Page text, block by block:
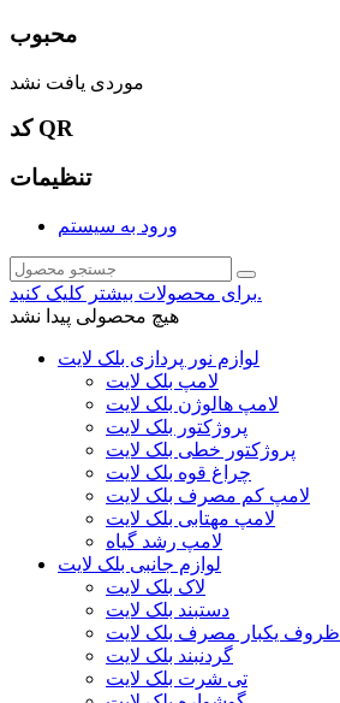
محبوب
موردی یافت نشد
کد QR
تنظیمات
ورود به سیستم
برای محصولات بیشتر کلیک کنید.
هیچ محصولی پیدا نشد
لوازم نور پردازی بلک لایت
لامپ بلک لایت
لامپ هالوژن بلک لایت
پروژکتور بلک لایت
پروژکتور خطی بلک لایت
چراغ قوه بلک لایت
لامپ کم مصرف بلک لایت
لامپ مهتابی بلک لایت
لامپ رشد گیاه
لوازم جانبی بلک لایت
لاک بلک لایت
دستبند بلک لایت
ظروف یکبار مصرف بلک لایت
گردنبند بلک لایت
تی شرت بلک لایت